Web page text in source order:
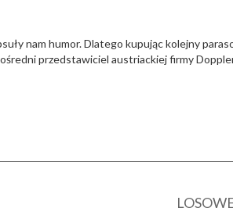
nam humor. Dlatego kupując kolejny
przedstawiciel austriackiej firmy